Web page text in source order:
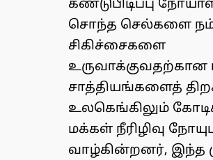
கண்டுபிடிப்பு
சொந்த செல்களை
சிகிச்சைகளை
உருவாக்குவதற்கான
சாத்தியங்களைத்
உலகெங்கிலும்
மக்கள் நீரிழிவு
வாழ்கின்றனர், இந்த